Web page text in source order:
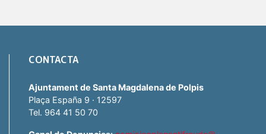
CONTACTA
Ajuntament de Santa Magdalena de Polpis
Plaça España 9 · 12597
Tel. 964 41 50 70